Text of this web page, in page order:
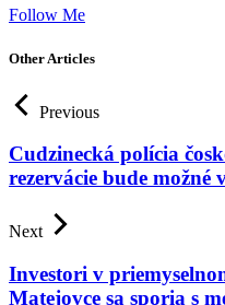
Follow Me
Other Articles
Previous
Cudzinecká polícia
rezervácie bude
Next
Investori v
Matejovce sa sporia s